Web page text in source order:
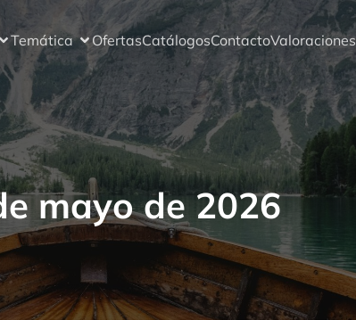
Temática OfertasCatálogosContactoValoraciones
mayo de 2026